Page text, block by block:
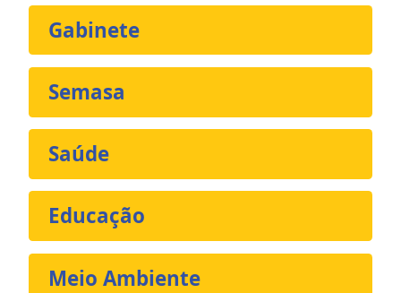
Gabinete
Semasa
Saúde
Educação
Meio Ambiente